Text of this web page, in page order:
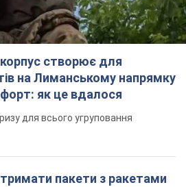
корпус створює для
на Лиманському напрямку
як це вдалося
для всього угруповання
пакети з ракетами